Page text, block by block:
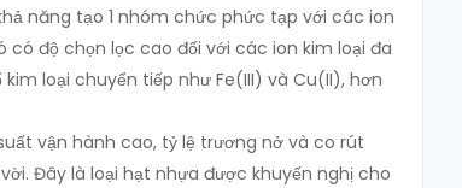
năng tạo 1 nhóm chức phức tạp với các ion
có độ chọn lọc cao đối với các ion kim loại đa
loại chuyển tiếp như Fe(III) và Cu(II), hơn
vận hành cao, tỷ lệ trương nở và co rút
Đây là loại hạt nhựa được khuyến nghị cho